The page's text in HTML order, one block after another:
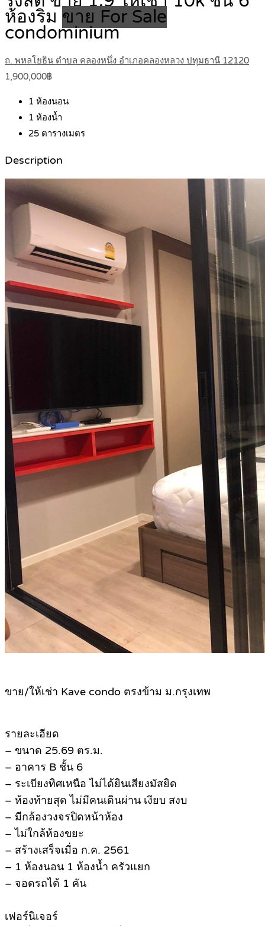
ห้องริม ขาย For Sale
condominium
ถ. พหลโยธิน ตำบล คลองหนึ่ง อำเภอคลองหลวง ปทุมธานี 12120
1,900,000฿
1 ห้องนอน
1 ห้องน้ำ
25 ตารางเมตร
Description
ขาย/ให้เช่า Kave condo ตรงข้าม ม.กรุงเทพ
รายละเอียด
– ขนาด 25.69 ตร.ม.
– อาคาร B ชั้น 6
– ระเบียงทิศเหนือ ไม่ได้ยินเสียงมัสยิด
– ห้องท้ายสุด ไม่มีคนเดินผ่าน เงียบ สงบ
– มีกล้องวงจรปิดหน้าห้อง
– ไม่ใกล้ห้องขยะ
– สร้างเสร็จเมื่อ ก.ค. 2561
– 1 ห้องนอน 1 ห้องน้ำ ครัวแยก
– จอดรถได้ 1 คัน
เฟอร์นิเจอร์